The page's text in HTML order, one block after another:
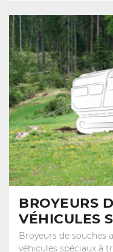
BROYEURS
VÉHICULES
Broyeurs de souches
véhicules spéciaux à